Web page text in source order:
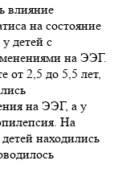
влияние
на состояние
детей с
на ЭЭГ.
от 2,5 до 5,5 лет,
на ЭЭГ, а у
На
находились